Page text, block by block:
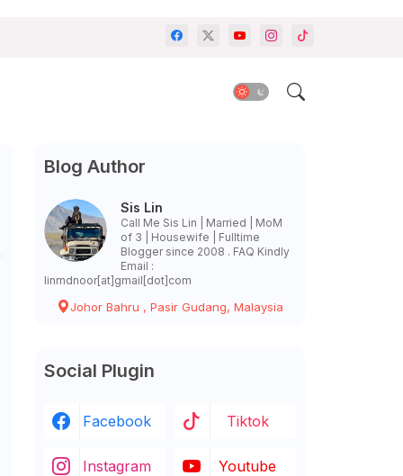
Blog Author
Sis Lin
Call Me Sis Lin | Married | MoM
of 3 | Housewife | Fulltime
Blogger since 2008 . FAQ Kindly
Email :
linmdnoor[at]gmail[dot]com
Johor Bahru , Pasir Gudang, Malaysia
Social Plugin
Facebook Tiktok
Instagram Youtube